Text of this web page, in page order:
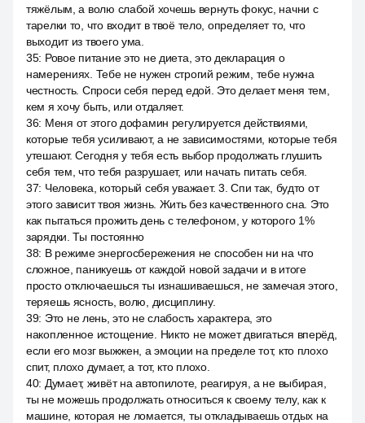
тяжёлым, а волю слабой хочешь вернуть фокус, начни с
тарелки то, что входит в твоё тело, определяет то, что
выходит из твоего ума.
35: Ровое питание это не диета, это декларация о
намерениях. Тебе не нужен строгий режим, тебе нужна
честность. Спроси себя перед едой. Это делает меня тем,
кем я хочу быть, или отдаляет.
36: Меня от этого дофамин регулируется действиями,
которые тебя усиливают, а не зависимостями, которые тебя
утешают. Сегодня у тебя есть выбор продолжать глушить
себя тем, что тебя разрушает, или начать питать себя.
37: Человека, который себя уважает. 3. Спи так, будто от
этого зависит твоя жизнь. Жить без качественного сна. Это
как пытаться прожить день с телефоном, у которого 1%
зарядки. Ты постоянно
38: В режиме энергосбережения не способен ни на что
сложное, паникуешь от каждой новой задачи и в итоге
просто отключаешься ты изнашиваешься, не замечая этого,
теряешь ясность, волю, дисциплину.
39: Это не лень, это не слабость характера, это
накопленное истощение. Никто не может двигаться вперёд,
если его мозг выжжен, а эмоции на пределе тот, кто плохо
спит, плохо думает, а тот, кто плохо.
40: Думает, живёт на автопилоте, реагируя, а не выбирая,
ты не можешь продолжать относиться к своему телу, как к
машине, которая не ломается, ты откладываешь отдых на